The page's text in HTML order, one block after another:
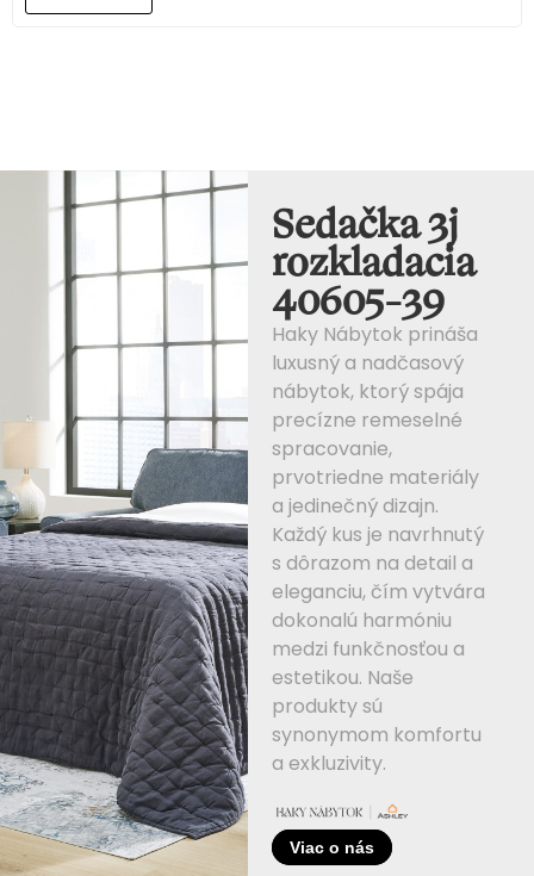
Sedačka 3j
rozkladacia
40605-39
Haky Nábytok prináša
luxusný a nadčasový
nábytok, ktorý spája
precízne remeselné
spracovanie,
prvotriedne materiály
a jedinečný dizajn.
Každý kus je navrhnutý
s dôrazom na detail a
eleganciu, čím vytvára
dokonalú harmóniu
medzi funkčnosťou a
estetikou. Naše
produkty sú
synonymom komfortu
a exkluzivity.
Viac o nás